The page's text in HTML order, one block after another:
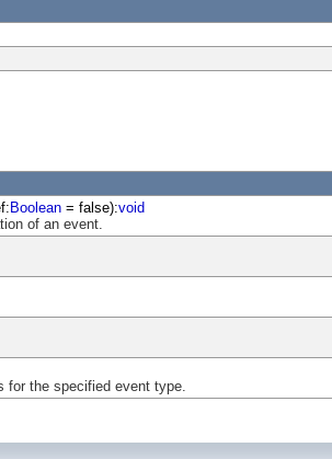
Boolean = false):void
of an event.
the specified event type.